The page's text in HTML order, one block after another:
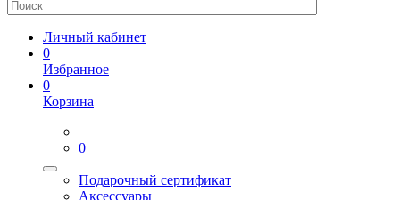
Личный кабинет
0
Избранное
0
Корзина
0
Подарочный сертификат
Аксессуары